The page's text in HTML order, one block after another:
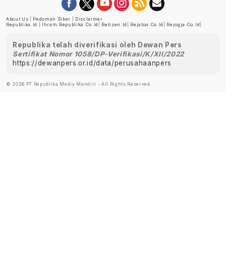
About Us Pedoman Siber
Disclaimer
Republika.id
Ihram.republika.co.id Retizen.id Rejabar.co.id Rejogja.co.id
Republika telah diverifikasi oleh Dewan Pers
Sertifikat Nomor 1058/DP-Verifikasi/K/XII/2022
https://dewanpers.or.id/data/perusahaanpers
© 2026 PT Republika Media Mandiri - All Rights Reserved.